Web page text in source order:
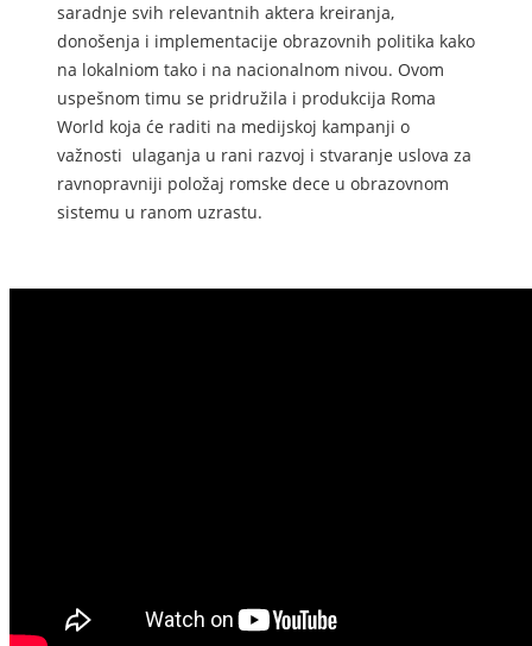
saradnje svih relevantnih aktera kreiranja,
donošenja i implementacije obrazovnih politika kako
na lokalniom tako i na nacionalnom nivou. Ovom
uspešnom timu se pridružila i produkcija Roma
World koja će raditi na medijskoj kampanji o
važnosti ulaganja u rani razvoj i stvaranje uslova za
ravnopravniji položaj romske dece u obrazovnom
sistemu u ranom uzrastu.